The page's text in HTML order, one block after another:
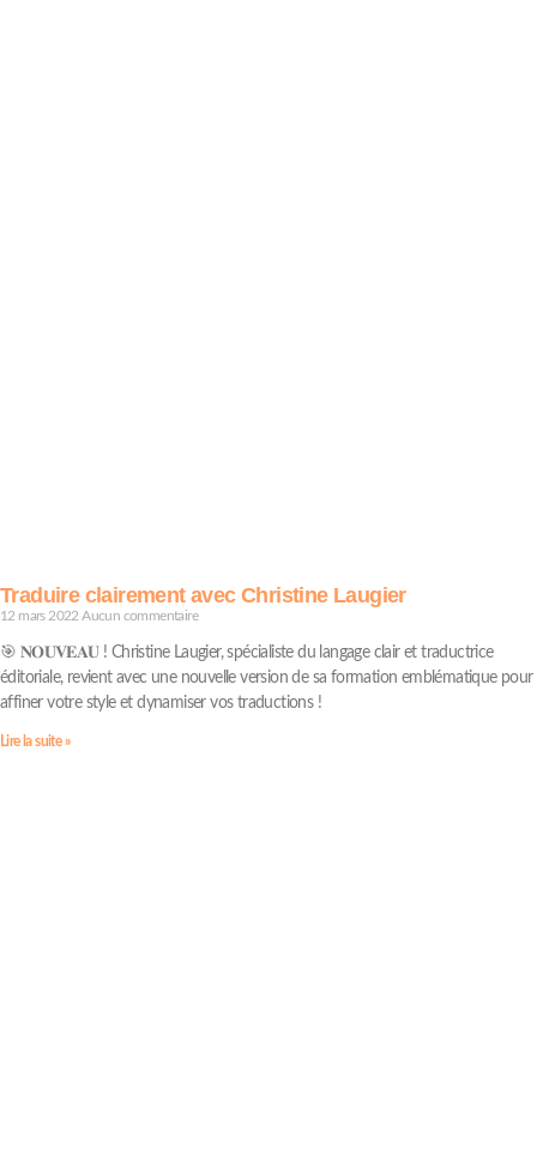
Traduire clairement avec Christine Laugier
12 mars 2022Aucun commentaire
🎯 𝐍𝐎𝐔𝐕𝐄𝐀𝐔 ! Christine Laugier, spécialiste du langage clair et traductrice
éditoriale, revient avec une nouvelle version de sa formation emblématique pour
affiner votre style et dynamiser vos traductions !
Lire la suite »